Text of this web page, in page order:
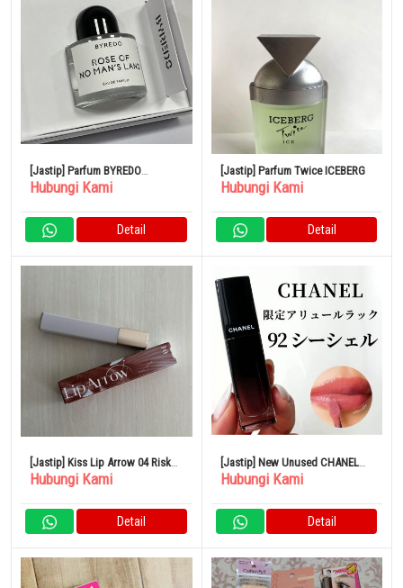
[Jastip] Parfum BYREDO
BLANCHE Blanche Eau de
Hubungi Kami
Detail
[Jastip] Parfum Twice ICEBERG
Hubungi Kami
Detail
[Jastip] Kiss Lip Arrow 04 Risk
Taker
Hubungi Kami
Detail
[Jastip] New Unused CHANEL
lipstick
Hubungi Kami
Detail